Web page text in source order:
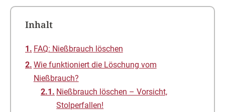
Inhalt
FAQ: Nießbrauch löschen
Wie funktioniert die Löschung vom
Nießbrauch?
Nießbrauch löschen – Vorsicht,
Stolperfallen!